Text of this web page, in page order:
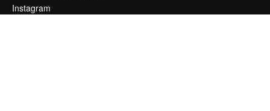
Instagram